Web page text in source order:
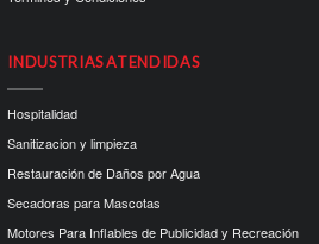
INDUSTRIAS ATENDIDAS
Hospitalidad
Sanitizacion y limpieza
Restauración de Daños por Agua
Secadoras para Mascotas
Motores Para Inflables de Publicidad y Recreación